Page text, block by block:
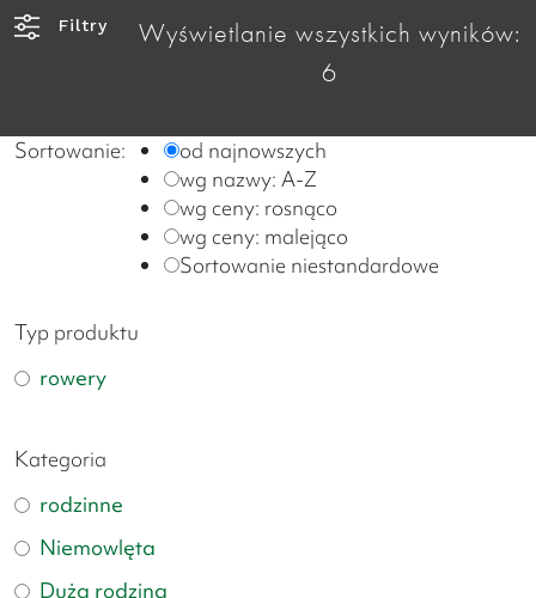
Filtry
Wyświetlanie wszystkich wyników:
6
Sortowanie:
od najnowszych
wg nazwy: A-Z
wg ceny: rosnąco
wg ceny: malejąco
Sortowanie niestandardowe
Typ produktu
rowery
Kategoria
rodzinne
Niemowlęta
Duża rodzina